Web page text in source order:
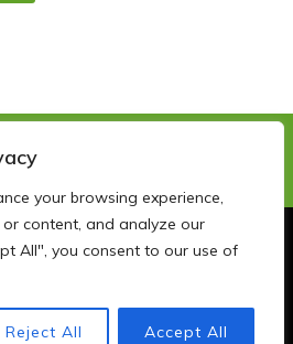
your browsing experience,
content, and analyze our
All", you consent to our use of
Reject All Accept All
· info@szfc.hu
LINKEDIN